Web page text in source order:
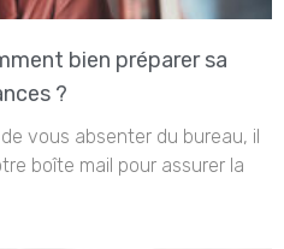
bien préparer sa
?
vous absenter du bureau, il
boîte mail pour assurer la